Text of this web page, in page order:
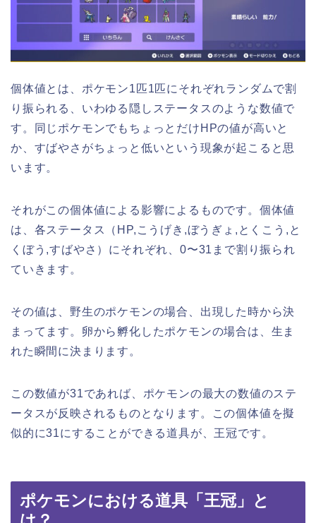
個体値とは、ポケモン1匹1匹にそれぞれランダムで割
り振られる、いわゆる隠しステータスのような数値で
す。同じポケモンでもちょっとだけHPの値が高いと
か、すばやさがちょっと低いという現象が起こると思
います。
それがこの個体値による影響によるものです。個体値
は、各ステータス（HP,こうげき,ぼうぎょ,とくこう,と
くぼう,すばやさ）にそれぞれ、0〜31まで割り振られ
ていきます。
その値は、野生のポケモンの場合、出現した時から決
まってます。卵から孵化したポケモンの場合は、生ま
れた瞬間に決まります。
この数値が31であれば、ポケモンの最大の数値のステ
ータスが反映されるものとなります。この個体値を擬
似的に31にすることができる道具が、王冠です。
ポケモンにおける道具「王冠」と